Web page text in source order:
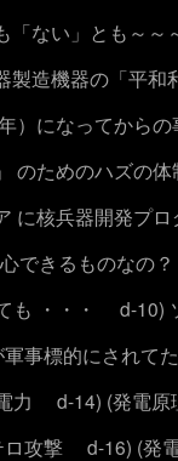
「ない」とも～～
製造機器の「平
）になってからの
のためのハズの
に核兵器開発プ
できるものなの？
も ・・・
d-10)
事標的にされて
力
d-14) (発電
攻撃
d-16) (発